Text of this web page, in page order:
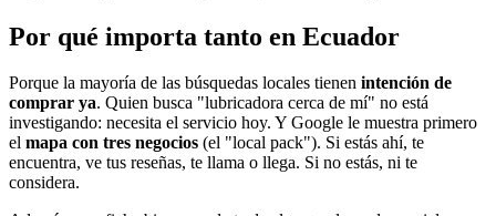
Por qué importa tanto en Ecuador
Porque la mayoría de las búsquedas locales tienen intención de
comprar ya. Quien busca "lubricadora cerca de mí" no está
investigando: necesita el servicio hoy. Y Google le muestra primero
el mapa con tres negocios (el "local pack"). Si estás ahí, te
encuentra, ve tus reseñas, te llama o llega. Si no estás, ni te
considera.